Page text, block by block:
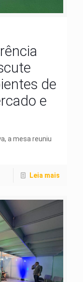
de
e
a mesa reuniu
Leia mais